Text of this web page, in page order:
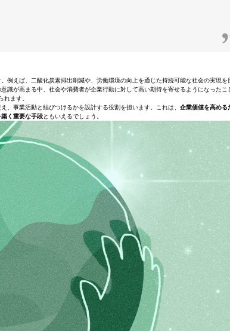
。例えば、二酸化炭素排出削減や、労働環境の向上を通じた持続可能な社会の実現を
識が高まる中、社会や消費者が企業行動に対して高い期待を寄せるようになったこ
れます。
、事業活動と結びつけるかを設計する役割を担います。これは、 企業価値を高める
く重要な手段ともいえるでしょう。